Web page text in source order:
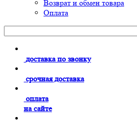
Возврат и обмен товара
Оплата
доставка по звонку
срочная доставка
оплата
на сайте